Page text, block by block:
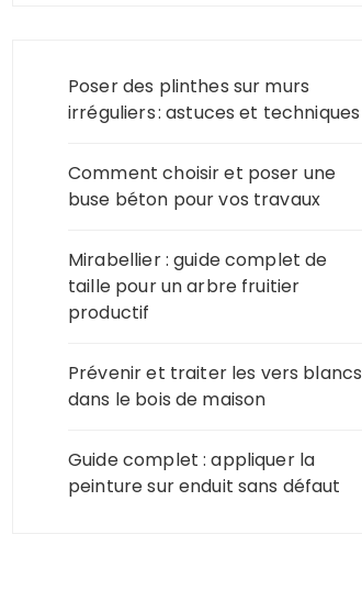
Poser des plinthes sur murs
irréguliers : astuces et techniques
Comment choisir et poser une
buse béton pour vos travaux
Mirabellier : guide complet de
taille pour un arbre fruitier
productif
Prévenir et traiter les vers blancs
dans le bois de maison
Guide complet : appliquer la
peinture sur enduit sans défaut